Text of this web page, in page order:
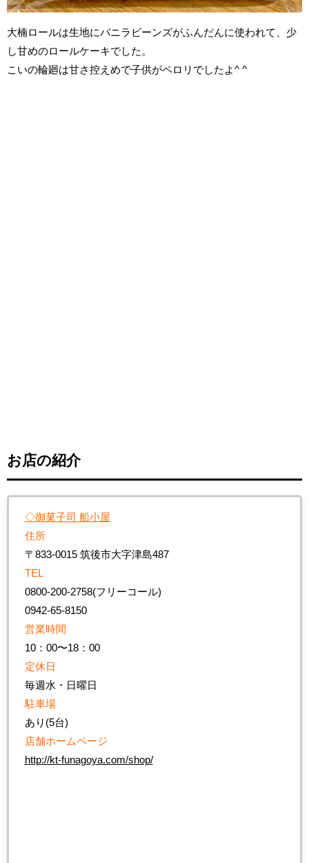
大楠ロールは生地にバニラビーンズがふんだんに使われて、少
し甘めのロールケーキでした。
こいの輪廻は甘さ控えめで子供がペロリでしたよ^ ^
お店の紹介
◇御菓子司 船小屋
住所
〒833-0015 筑後市大字津島487
TEL
0800-200-2758(フリーコール)
0942-65-8150
営業時間
10：00〜18：00
定休日
毎週水・日曜日
駐車場
あり(5台)
店舗ホームページ
http://kt-funagoya.com/shop/